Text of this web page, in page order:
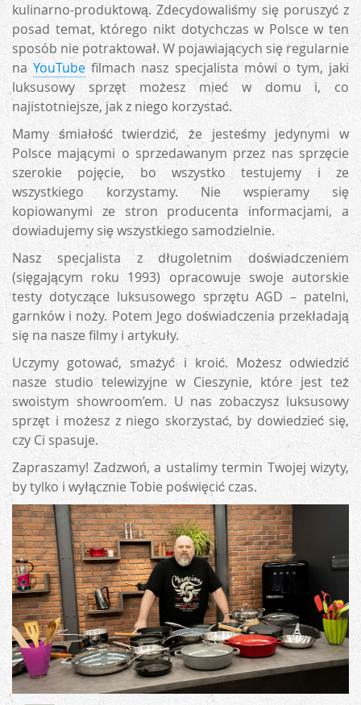
kulinarno-produktową. Zdecydowaliśmy się poruszyć z
posad temat, którego nikt dotychczas w Polsce w ten
sposób nie potraktował. W pojawiających się regularnie
naYouTube filmach nasz specjalista mówi o tym, jaki
luksusowy sprzęt możesz mieć w domu i, co
najistotniejsze, jak z niego korzystać.
Mamy śmiałość twierdzić, że jesteśmy jedynymi w
Polsce mającymi o sprzedawanym przez nas sprzęcie
szerokie pojęcie, bo wszystko testujemy i ze
wszystkiego korzystamy. Nie wspieramy się
kopiowanymi ze stron producenta informacjami, a
dowiadujemy się wszystkiego samodzielnie.
Nasz specjalista z długoletnim doświadczeniem
(sięgającym roku 1993) opracowuje swoje autorskie
testy dotyczące luksusowego sprzętu AGD – patelni,
garnków i noży. Potem Jego doświadczenia przekładają
się na nasze filmy i artykuły.
Uczymy gotować, smażyć i kroić. Możesz odwiedzić
nasze studio telewizyjne w Cieszynie, które jest też
swoistym showroom’em. U nas zobaczysz luksusowy
sprzęt i możesz z niego skorzystać, by dowiedzieć się,
czy Ci spasuje.
Zapraszamy! Zadzwoń, a ustalimy termin Twojej wizyty,
by tylko i wyłącznie Tobie poświęcić czas.